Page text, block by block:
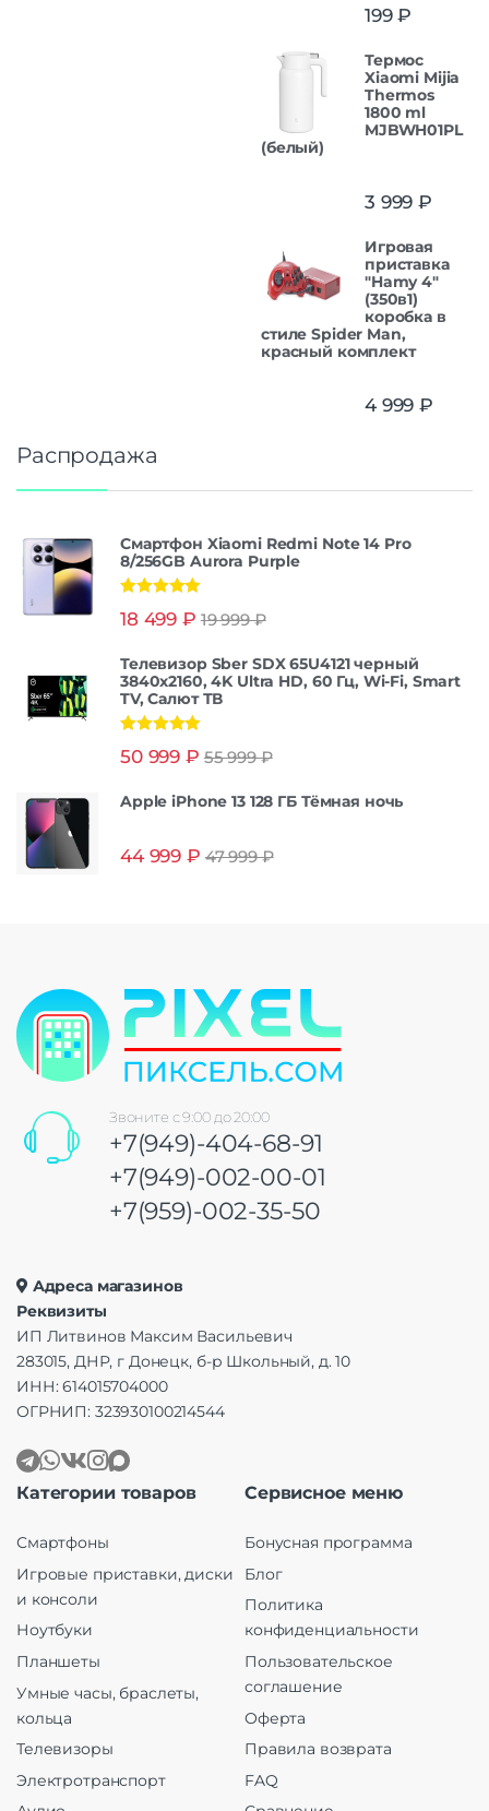
199₽
Термос
Xiaomi Mijia
Thermos
1800 ml
MJBWH01PL
(белый)
3 999 ₽
Игровая
приставка
"Hamy 4"
(350в1)
коробка в
стиле Spider Man,
красный комплект
4 999 ₽
Распродажа
Смартфон Xiaomi Redmi Note 14 Pro
8/256GB Aurora Purple
из 5
18 499 ₽ 19 999₽
Телевизор Sber SDX 65U4121 черный
3840x2160, 4K Ultra HD, 60 Гц, Wi-Fi, Smart
TV, Салют ТВ
из 5
50 999 ₽ 55 999₽
Apple iPhone 13 128 ГБ Тёмная ночь
44 999 ₽ 47 999₽
Звоните с 9:00 до 20:00
+7(949)-404-68-91
+7(949)-002-00-01
+7(959)-002-35-50
Адреса магазинов
Реквизиты
ИП Литвинов Максим Васильевич
283015, ДНР, г Донецк, б-р Школьный, д. 10
ИНН: 614015704000
ОГРНИП: 323930100214544
Категории товаров
Смартфоны
Игровые приставки, диски
и консоли
Ноутбуки
Планшеты
Умные часы, браслеты,
кольца
Телевизоры
Электротранспорт
Сервисное меню
Бонусная программа
Блог
Политика
конфиденциальности
Пользовательское
соглашение
Оферта
Правила возврата
FAQ